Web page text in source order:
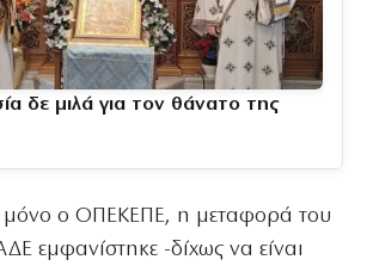
δε μιλά για τον θάνατο της
μόνο ο ΟΠΕΚΕΠΕ, η μεταφορά του
εμφανίστηκε -δίχως να είναι